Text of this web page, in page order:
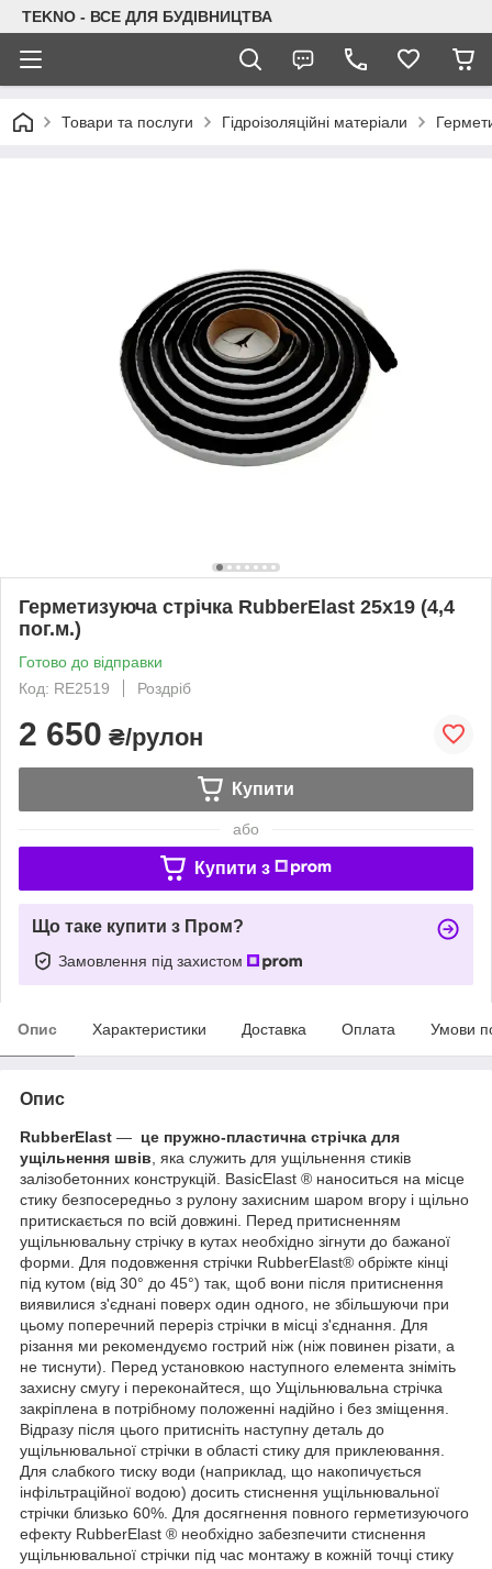
TEKNO - ВСЕ ДЛЯ БУДІВНИЦТВА
Товари та послуги Гідроізоляційні матеріали
Герметизуюча стрічка RubberElast 25x19 (4,4
пог.м.)
Готово до відправки
Код: RE2519
Роздріб
2 650 ₴/рулон
Купити
або
Купити з
Що таке купити з Пром?
Замовлення під захистом
Опис Характеристики Доставка Оплата Умови
Опис
RubberElast — це пружно-пластична стрічка для
ущільнення швів , яка служить для ущільнення стиків
залізобетонних конструкцій. BasicElast ® наноситься на місце
стику безпосередньо з рулону захисним шаром вгору і щільно
притискається по всій довжині. Перед притисненням
ущільнювальну стрічку в кутах необхідно зігнути до бажаної
форми. Для подовження стрічки RubberElast® обріжте кінці
під кутом (від 30° до 45°) так, щоб вони після притиснення
виявилися з'єднані поверх один одного, не збільшуючи при
цьому поперечний переріз стрічки в місці з'єднання. Для
різання ми рекомендуємо гострий ніж (ніж повинен різати, а
не тиснути). Перед установкою наступного елемента зніміть
захисну смугу і переконайтеся, що Ущільнювальна стрічка
закріплена в потрібному положенні надійно і без зміщення.
Відразу після цього притисніть наступну деталь до
ущільнювальної стрічки в області стику для приклеювання.
Для слабкого тиску води (наприклад, що накопичується
інфільтраційної водою) досить стиснення ущільнювальної
стрічки близько 60%. Для досягнення повного герметизуючого
ефекту RubberElast ® необхідно забезпечити стиснення
ущільнювальної стрічки під час монтажу в кожній точці стику